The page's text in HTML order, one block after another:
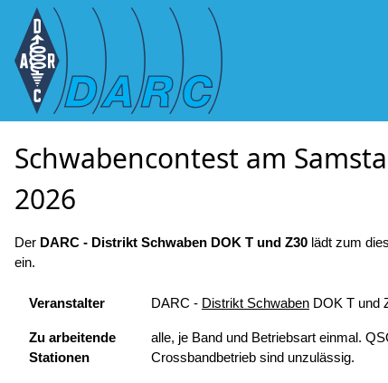
Schwabencontest am
2026
Der DARC - Distrikt Schwaben DOK T und Z30 lädt zum
ein.
Veranstalter DARC - Distrikt Schwaben DOK T und
Zu arbeitende
Stationen
alle, je Band und Betriebsart einmal.
Crossbandbetrieb sind unzulässig.